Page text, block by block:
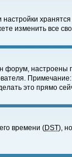
изменить все
это прямо
времени (DST),